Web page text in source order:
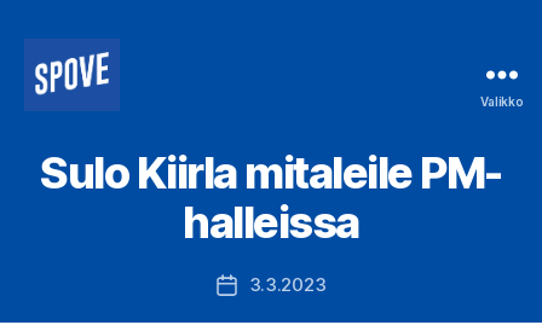
Valikko
Sulo Kiirla mitaleile PM-
halleissa
Julkaisupäivämäärä
3.3.2023